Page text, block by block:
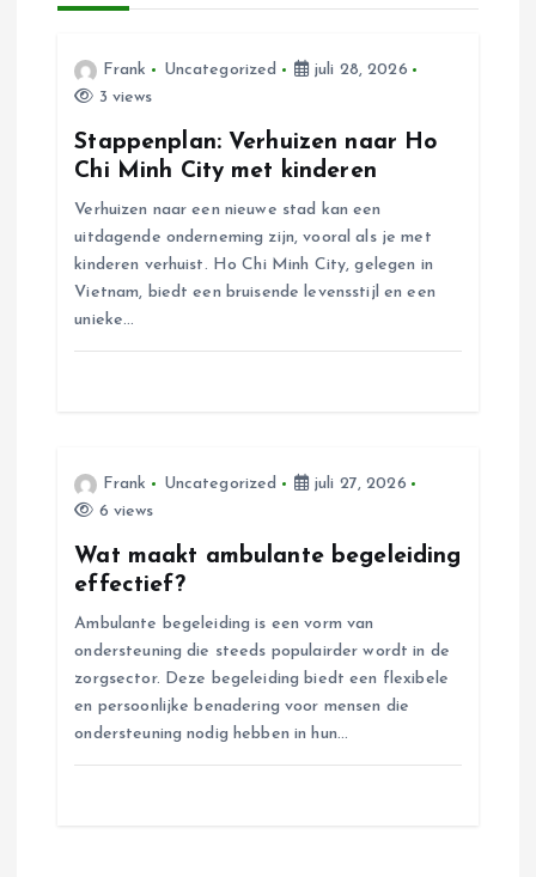
t
Frank Uncategorized
juli 28, 2026
3 views
Stappenplan: Verhuizen naar Ho
Chi Minh City met kinderen
Verhuizen naar een nieuwe stad kan een
uitdagende onderneming zijn, vooral als je met
kinderen verhuist. Ho Chi Minh City, gelegen in
Vietnam, biedt een bruisende levensstijl en een
unieke…
Frank Uncategorized
juli 27, 2026
6 views
Wat maakt ambulante begeleiding
effectief?
Ambulante begeleiding is een vorm van
ondersteuning die steeds populairder wordt in de
zorgsector. Deze begeleiding biedt een flexibele
en persoonlijke benadering voor mensen die
ondersteuning nodig hebben in hun…